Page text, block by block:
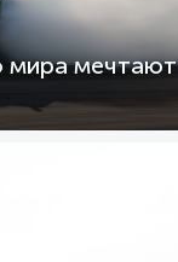
мира мечтают